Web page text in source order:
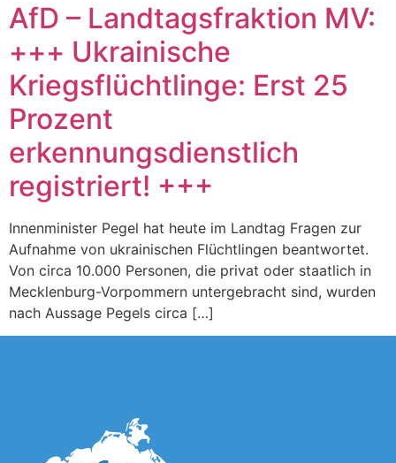
AfD – Landtagsfraktion MV:
+++ Ukrainische
Kriegsflüchtlinge: Erst 25
Prozent
erkennungsdienstlich
registriert! +++
Innenminister Pegel hat heute im Landtag Fragen zur
Aufnahme von ukrainischen Flüchtlingen beantwortet.
Von circa 10.000 Personen, die privat oder staatlich in
Mecklenburg-Vorpommern untergebracht sind, wurden
nach Aussage Pegels circa […]